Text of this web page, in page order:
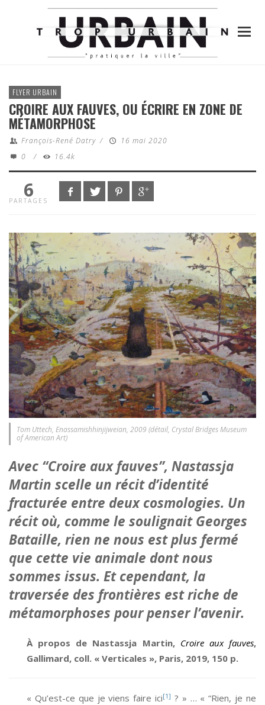
FLYER URBAIN
CROIRE AUX FAUVES, OU ÉCRIRE EN ZONE DE
MÉTAMORPHOSE
François-René Datry /
16 mai 2020
0
/ 16.4k
6
PARTAGES
Tom Uttech, Enassamishhinjijweian, 2009 (détail, Crystal Bridges Museum
of American Art)
Avec “Croire aux fauves”, Nastassja
Martin scelle un récit d’identité
fracturée entre deux cosmologies. Un
récit où, comme le soulignait Georges
Bataille, rien ne nous est plus fermé
que cette vie animale dont nous
sommes issus. Et cependant, la
traversée des frontières est riche de
métamorphoses pour penser l’avenir.
À propos de Nastassja Martin, Croire aux fauves,
Gallimard, coll. « Verticales », Paris, 2019, 150 p.
« Qu’est-ce que je viens faire ici[1] ? » … « “Rien, je ne